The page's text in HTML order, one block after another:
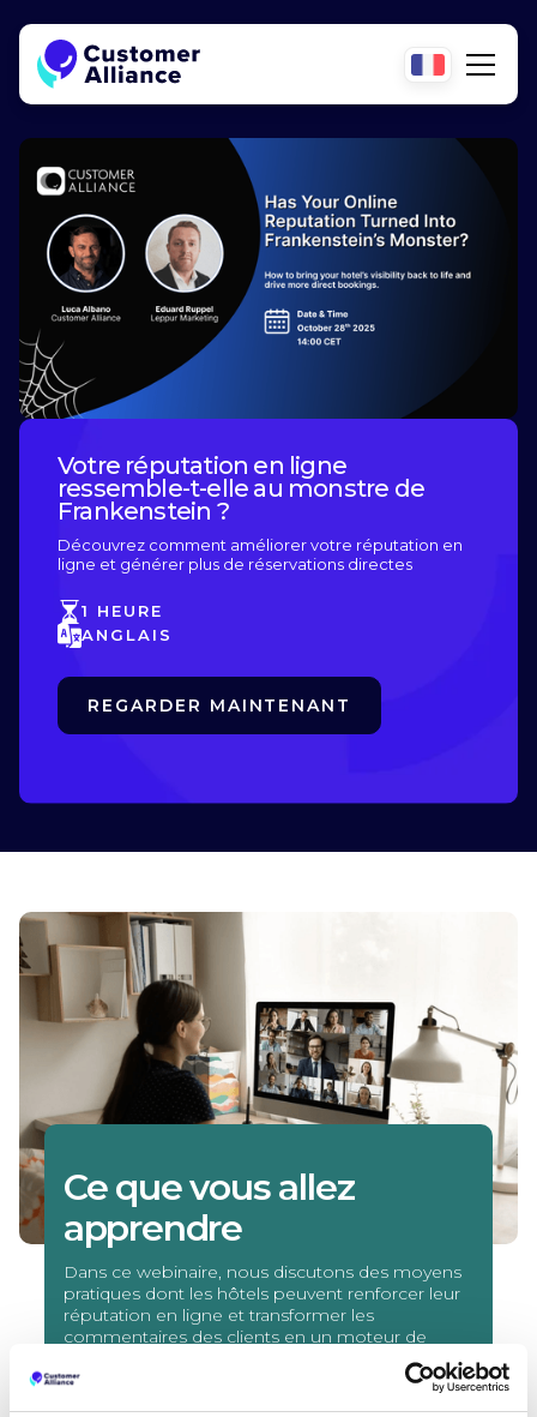
Votre réputation en ligne
ressemble-t-elle au monstre de
Frankenstein ?
Découvrez comment améliorer votre réputation en
ligne et générer plus de réservations directes
1 HEURE
ANGLAIS
REGARDER MAINTENANT
Ce que vous allez
apprendre
Dans ce webinaire, nous discutons des moyens
pratiques dont les hôtels peuvent renforcer leur
réputation en ligne et transformer les
commentaires des clients en un moteur de
Comment identifier les écarts entre votre